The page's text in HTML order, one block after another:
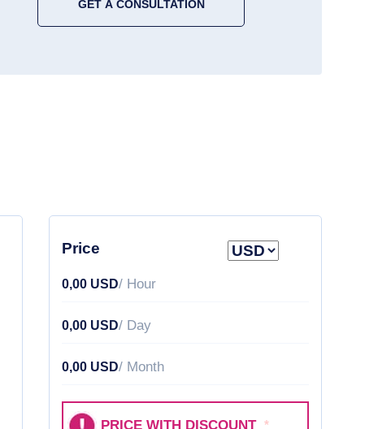
GET A CONSULTATION
Price
0,00 USD/ Hour
0,00 USD/ Day
0,00 USD/ Month
PRICE WITH DISCOUNT*